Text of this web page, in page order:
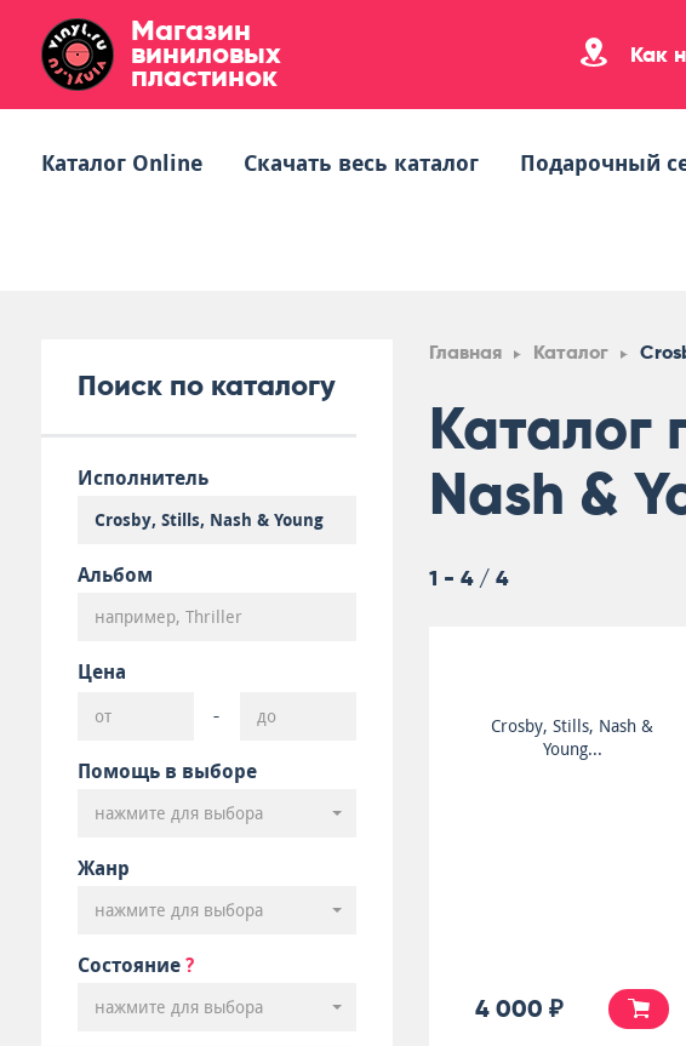
Магазин
виниловых
пластинок
Как
Каталог Online Скачать весь каталог Подарочный
Поиск по каталогу
Исполнитель
Альбом
Цена
-
Помощь в выборе
нажмите для выбора
Жанр
нажмите для выбора
Состояние ?
нажмите для выбора
Главная Каталог
Каталог
Nash &
1 - 4 / 4
Crosby, Stills, Nash &
Young...
4 000 ₽